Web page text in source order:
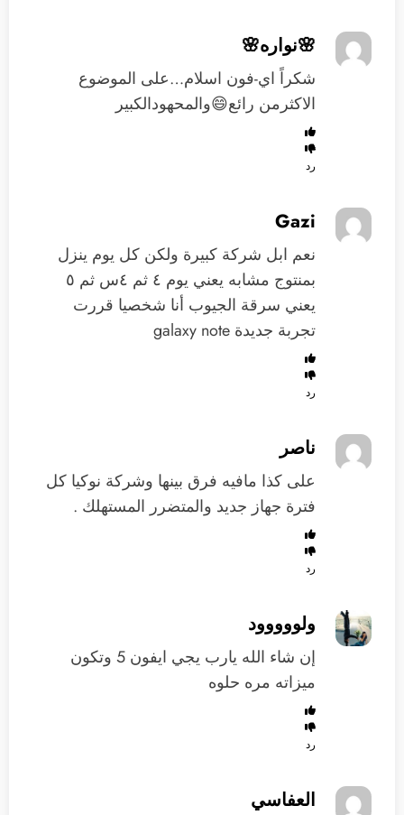
🌸نواره🌸
شكراً اي-فون اسلام…على الموضوع
الاكثرمن رائع😄والمحهودالكبير
رد
Gazi
نعم ابل شركة كبيرة ولكن كل يوم ينزل
بمنتوج مشابه يعني يوم ٤ ثم ٤س ثم ٥
يعني سرقة الجيوب أنا شخصيا قررت
تجربة جديدة galaxy note
رد
ناصر
على كذا مافيه فرق بينها وشركة نوكيا كل
فترة جهاز جديد والمتضرر المستهلك .
رد
ولووووود
إن شاء الله يارب يجي ايفون 5 وتكون
ميزاته مره حلوه
رد
العفاسي